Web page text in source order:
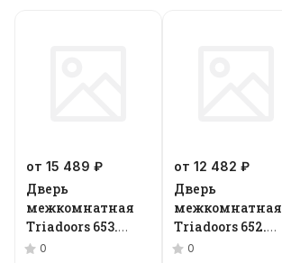
от 15 489 ₽
Дверь
межкомнатная
Triadoors 653.
Future
0
от 12 482 ₽
Дверь
межкомнатная
Triadoors 652.
Future
0